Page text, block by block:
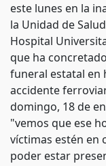
este lunes en la
la Unidad de
Hospital
que ha
funeral estatal en
accidente
domingo, 18 de
"vemos que ese
víctimas estén en
poder estar